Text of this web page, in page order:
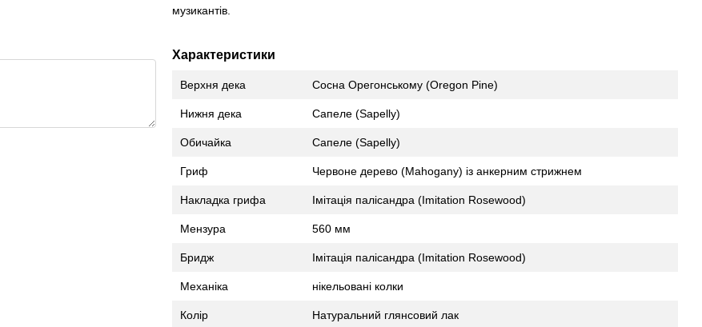
музикантів.
Характеристики
Верхня дека Сосна Орегонському (Oregon Pine)
Нижня дека Сапеле (Sapelly)
Обичайка Сапеле (Sapelly)
Гриф Червоне дерево (Mahogany) із анкерним стрижнем
Накладка грифа Імітація палісандра (Imitation Rosewood)
Мензура 560 мм
Бридж Імітація палісандра (Imitation Rosewood)
Механіка нікельовані колки
Колір Натуральний глянсовий лак